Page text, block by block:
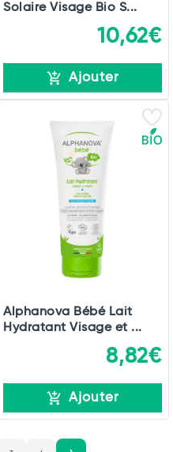
Solaire Visage Bio S...
10,62€
Ajouter
Alphanova Bébé Lait
Hydratant Visage et ...
8,82€
Ajouter